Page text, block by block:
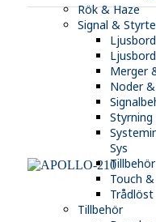
Rök & Haze
Signal &
Ljusbord
Merger
Noder
Sys
Tillbehör
Touch
Trådlöst
Tillbehör